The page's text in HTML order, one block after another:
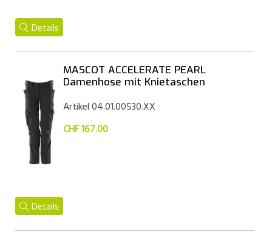
Details
MASCOT ACCELERATE PEARL
Damenhose mit Knietaschen
Artikel 04.01.00530.XX
CHF 167.00
Details